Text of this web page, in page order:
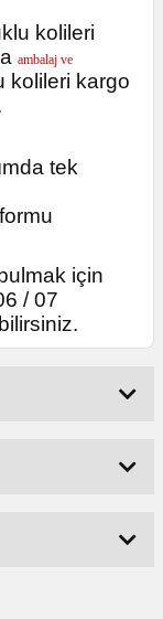
kolileri
ambalaj ve
kolileri kargo
tek
formu
için
/ 07